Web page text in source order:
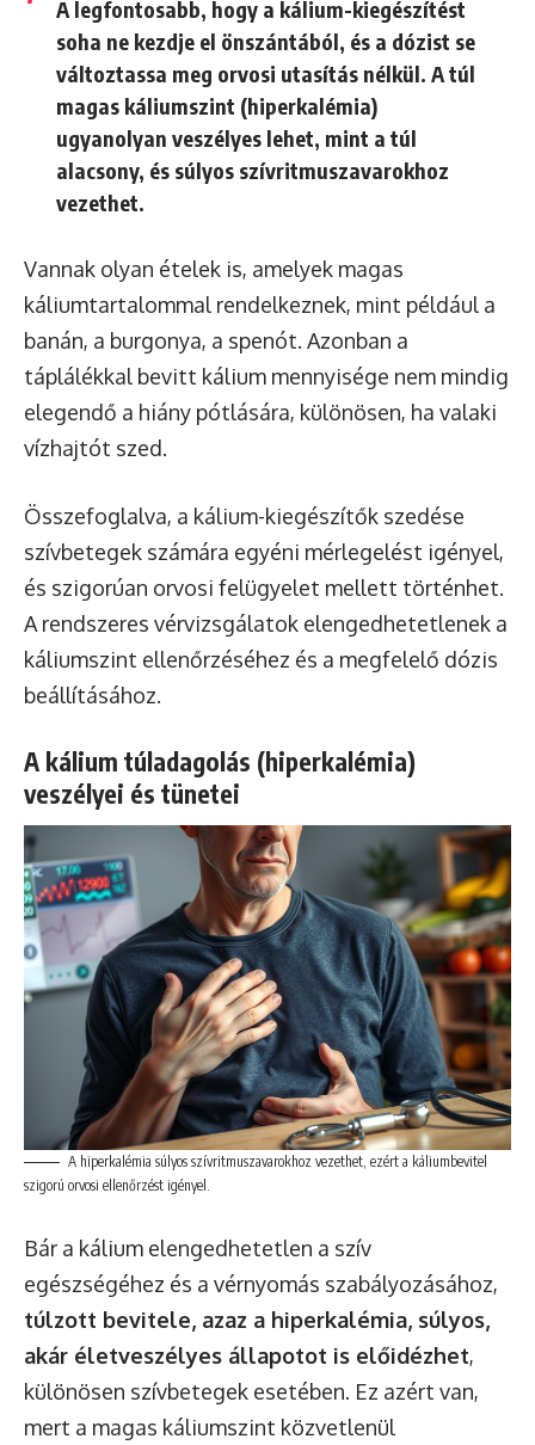
A legfontosabb, hogy a kálium-kiegészítést
soha ne kezdje el önszántából, és a dózist se
változtassa meg orvosi utasítás nélkül. A túl
magas káliumszint (hiperkalémia)
ugyanolyan veszélyes lehet, mint a túl
alacsony, és súlyos szívritmuszavarokhoz
vezethet.
Vannak olyan ételek is, amelyek magas
káliumtartalommal rendelkeznek, mint például a
banán, a burgonya, a spenót. Azonban a
táplálékkal bevitt kálium mennyisége nem mindig
elegendő a hiány pótlására, különösen, ha valaki
vízhajtót szed.
Összefoglalva, a kálium-kiegészítők szedése
szívbetegek számára egyéni mérlegelést igényel,
és szigorúan orvosi felügyelet mellett történhet.
A rendszeres vérvizsgálatok elengedhetetlenek a
káliumszint ellenőrzéséhez és a megfelelő dózis
beállításához.
A kálium túladagolás (hiperkalémia)
veszélyei és tünetei
A hiperkalémia súlyos szívritmuszavarokhoz vezethet, ezért a káliumbevitel
szigorú orvosi ellenőrzést igényel.
Bár a kálium elengedhetetlen a szív
egészségéhez és a vérnyomás szabályozásához,
túlzott bevitele, azaz a hiperkalémia, súlyos,
akár életveszélyes állapotot is előidézhet,
különösen szívbetegek esetében. Ez azért van,
mert a magas káliumszint közvetlenül